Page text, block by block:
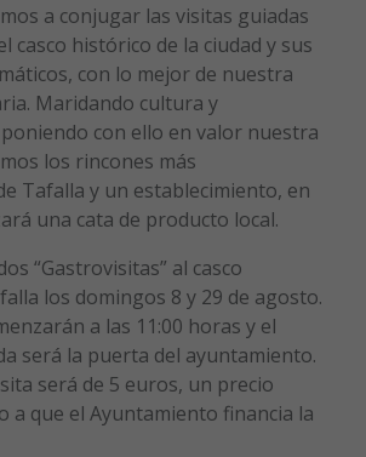
a conjugar las visitas guiadas
casco histórico de la ciudad y sus
con lo mejor de nuestra
Maridando cultura y
con ello en valor nuestra
los rincones más
Tafalla y un establecimiento, en
una cata de producto local.
“Gastrovisitas” al casco
los domingos 8 y 29 de agosto.
a las 11:00 horas y el
será la puerta del ayuntamiento.
será de 5 euros, un precio
a que el Ayuntamiento financia la